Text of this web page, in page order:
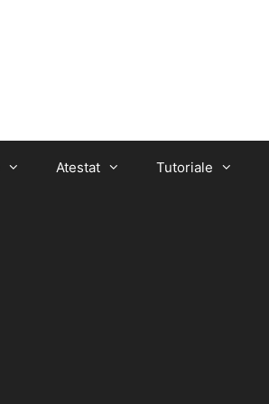
Atestat Tutoriale